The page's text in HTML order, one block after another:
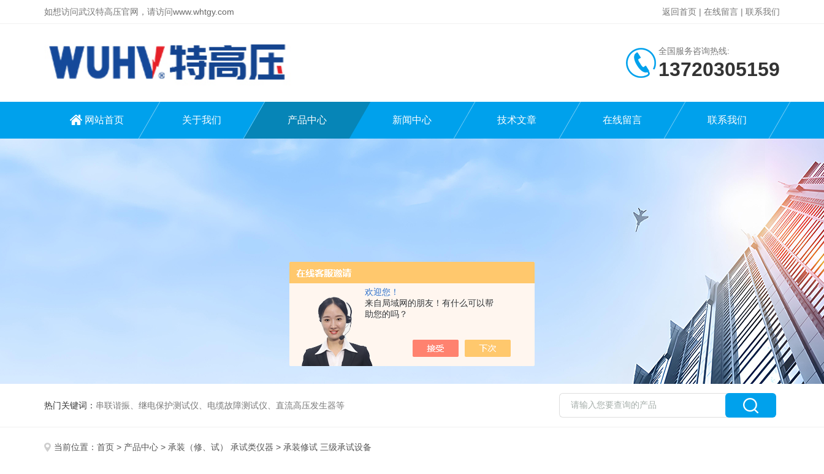
欢迎您！
来自局域网的朋友！有什么可以帮
助您的吗？
如想访问武汉特高压官网，请访问www.whtgy.com 返回首页 | 在线留言 | 联系我们
全国服务咨询热线:
13720305159
网站首页 关于我们 产品中心 新闻中心 技术文章 在线留言 联系我们
热门关键词： 串联谐振、继电保护测试仪、电缆故障测试仪、直流高压发生器等
当前位置： 首页 > 产品中心 > 承装（修、试） 承试类仪器 > 承装修试 三级承试设备